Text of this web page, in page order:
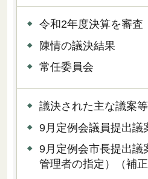
令和2年度決算を審査
陳情の議決結果
常任委員会
議決された主な議案等
9月定例会議員提出議
9月定例会市長提出議
管理者の指定）（補正